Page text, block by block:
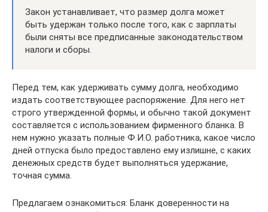
Закон устанавливает, что размер долга может
быть удержан только после того, как с зарплаты
были сняты все предписанные законодательством
налоги и сборы.
Перед тем, как удерживать сумму долга, необходимо
издать соответствующее распоряжение. Для него нет
строго утвержденной формы, и обычно такой документ
составляется с использованием фирменного бланка. В
нем нужно указать полные Ф.И.О. работника, какое число
дней отпуска было предоставлено ему излишне, с каких
денежных средств будет выполняться удержание,
точная сумма.
Предлагаем ознакомиться: Бланк доверенности на